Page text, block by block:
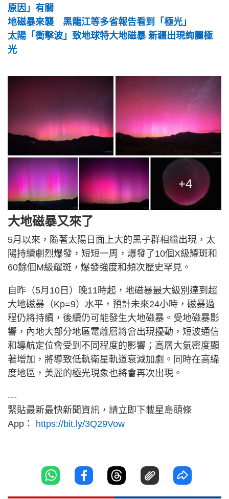
原因」有關
地磁暴來襲 黑龍江等多省報告看到「極光」
太陽「衝擊波」致地球特大地磁暴 新疆出現絢麗極
光
+4
大地磁暴又來了
5月以來，隨著太陽日面上大的黑子群相繼出現，太
陽持續劇烈爆發，短短一周，爆發了10個X級耀斑和
60餘個M級耀斑，爆發強度和頻次歷史罕見。
自昨（5月10日）晚11時起，地磁暴最大級別達到超
大地磁暴（Kp=9）水平，預計未來24小時，磁暴過
程仍將持續，後續仍可能發生大地磁暴。受地磁暴影
響，內地大部分地區電離層將會出現擾動，短波通信
和導航定位會受到不同程度的影響；高層大氣密度顯
著增加，將導致低軌衛星軌道衰減加劇。同時在高緯
度地區，美麗的極光現象也將會再次出現。
---
緊貼最新最快新聞資訊，請立即下載星島頭條
App： https://bit.ly/3Q29Vow